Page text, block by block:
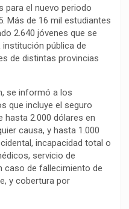
para el nuevo periodo
Más de 16 mil estudiantes
2.640 jóvenes que se
pública de
de distintas provincias
se informó a los
que incluye el seguro
hasta 2.000 dólares en
causa, y hasta 1.000
incapacidad total o
servicio de
caso de fallecimiento de
y cobertura por